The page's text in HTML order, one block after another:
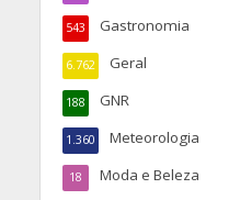
Gastronomia
543
Geral
6.762
GNR
188
Meteorologia
1.360
Moda e Beleza
18